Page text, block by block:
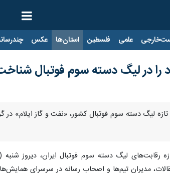
علمی فلسطین استان‌ها عکس
را در لیگ دسته سوم فوتبال